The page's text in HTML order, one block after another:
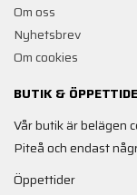
Om oss
Nyhetsbrev
Om cookies
BUTIK &
Vår butik är belägen
Piteå och endast
Öppettider